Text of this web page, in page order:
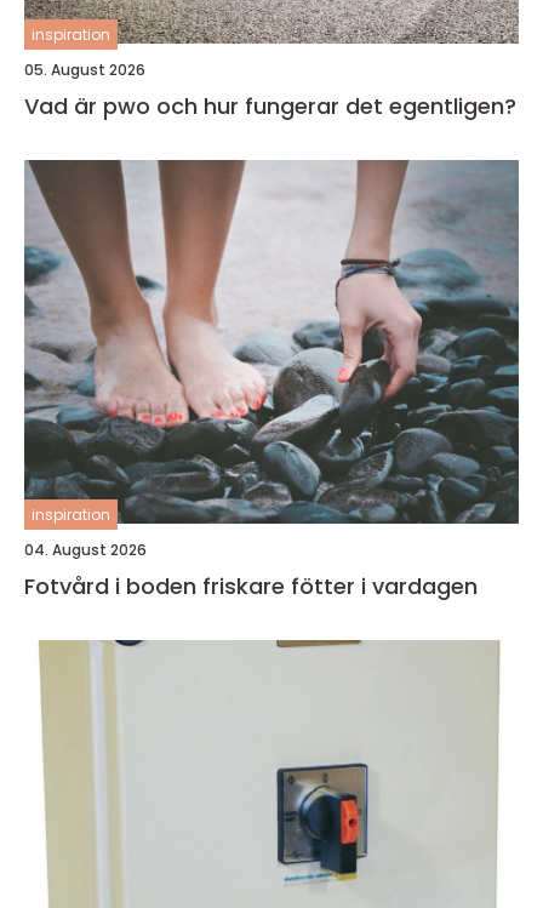
inspiration
05. August 2026
Vad är pwo och hur fungerar det egentligen?
inspiration
04. August 2026
Fotvård i boden friskare fötter i vardagen